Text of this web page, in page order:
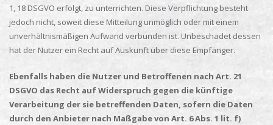
1, 18 DSGVO erfolgt, zu unterrichten. Diese Verpflichtung besteht
jedoch nicht, soweit diese Mitteilung unmöglich oder mit einem
unverhältnismäßigen Aufwand verbunden ist. Unbeschadet dessen
hat der Nutzer ein Recht auf Auskunft über diese Empfänger.
Ebenfalls haben die Nutzer und Betroffenen nach Art. 21
DSGVO das Recht auf Widerspruch gegen die künftige
Verarbeitung der sie betreffenden Daten, sofern die Daten
durch den Anbieter nach Maßgabe von Art. 6 Abs. 1 lit. f)